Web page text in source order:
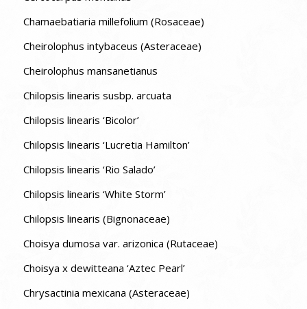
Chamaebatiaria millefolium (Rosaceae)
Cheirolophus intybaceus (Asteraceae)
Cheirolophus mansanetianus
Chilopsis linearis susbp. arcuata
Chilopsis linearis ‘Bicolor’
Chilopsis linearis ‘Lucretia Hamilton’
Chilopsis linearis ‘Rio Salado’
Chilopsis linearis ‘White Storm’
Chilopsis linearis (Bignonaceae)
Choisya dumosa var. arizonica (Rutaceae)
Choisya x dewitteana ‘Aztec Pearl’
Chrysactinia mexicana (Asteraceae)